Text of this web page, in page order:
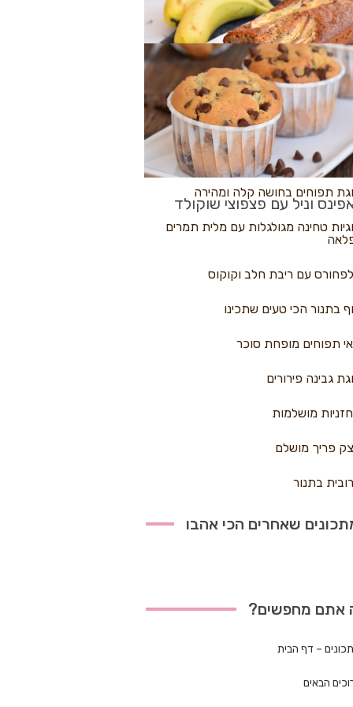
פיצה
בננות
וניל עם פצפוצי שוקולד
נקראים
תפוחים בחושה קלה ומהירה
טחינה מגולגלות עם מלית תמרים
עם ריבת חלב וקוקוס
בתנור הכי טעים שתכינו
תפוחים מופחת סוכר
גבינה פירורים
מושלמות
פריך מושלם
בתנור
שאחרים הכי אהבו
אתם מחפשים?
– דף הבית
הבאים